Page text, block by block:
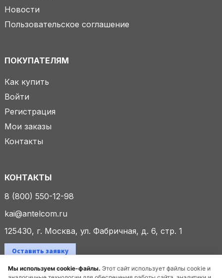
Мы используем cookie-файлы. Этот сайт использует файлы cookie и
Новости
Пользовательское соглашение
ПОКУПАТЕЛЯМ
Как купить
Войти
Регистрация
Мои заказы
Контакты
КОНТАКТЫ
8 (800) 550-12-98
kai@antelcom.ru
125430, г. Москва, ул. Фабричная, д. 6, стр. 1
Оставить заявку